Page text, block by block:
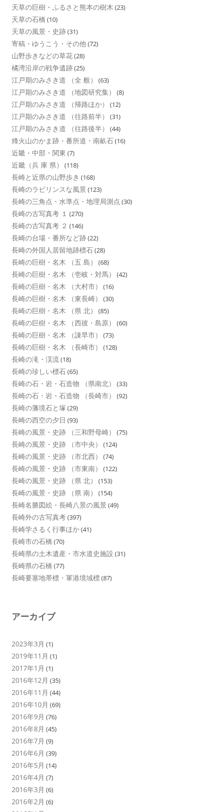
天草の巨樹・ふるさと熊本の樹木 (23)
天草の石橋 (10)
天草の風景・史跡(31)
寄稿・ゆうこう・その他(72)
山野歩きなどの草花(28)
橘湾沿岸の戦争遺跡(25)
江戸期のみさき道 （全 般） (63)
江戸期のみさき道 （地図研究集） (8)
江戸期のみさき道 （帰路ほか） (12)
江戸期のみさき道 （往路前半） (31)
江戸期のみさき道 （往路後半） (44)
烽火山のかま跡・番所道・南畝石(16)
近畿・中部・関東 (7)
近畿（兵 庫 県） (118)
長崎と近県の山野歩き (168)
長崎のラビリンスな風景 (123)
長崎の三角点・水準点・地理局測点 (30)
長崎の古写真考 １ (270)
長崎の古写真考 ２ (146)
長崎の台場・番所など跡(22)
長崎の外国人居留地跡標石(28)
長崎の巨樹・名木 （五 島） (68)
長崎の巨樹・名木 （壱岐・対馬） (42)
長崎の巨樹・名木 （大村市） (16)
長崎の巨樹・名木 （東長崎） (30)
長崎の巨樹・名木 （県 北） (85)
長崎の巨樹・名木 （西彼・島原） (60)
長崎の巨樹・名木 （諌早市） (73)
長崎の巨樹・名木 （長崎市） (128)
長崎の滝・渓流(18)
長崎の珍しい標石(65)
長崎の石・岩・石造物 （県南北） (33)
長崎の石・岩・石造物 （長崎市） (92)
長崎の藩境石と塚 (29)
長崎の西空の夕日 (93)
長崎の風景・史跡 （三和野母崎） (75)
長崎の風景・史跡 （市中央） (124)
長崎の風景・史跡 （市北西） (74)
長崎の風景・史跡 （市東南） (122)
長崎の風景・史跡 （県 北） (153)
長崎の風景・史跡 （県 南） (154)
長崎名勝図絵・長崎八景の風景 (49)
長崎外の古写真考(397)
長崎学さるく行事ほか(41)
長崎市の石橋 (70)
長崎県の土木遺産・市水道史施設 (31)
長崎県の石橋 (77)
長崎要塞地帯標・軍港境域標(87)
アーカイブ
2023年3月 (1)
2019年11月 (1)
2017年1月 (1)
2016年12月 (35)
2016年11月 (44)
2016年10月 (69)
2016年9月 (76)
2016年8月 (45)
2016年7月 (9)
2016年6月 (39)
2016年5月 (14)
2016年4月 (7)
2016年3月 (6)
2016年2月 (6)